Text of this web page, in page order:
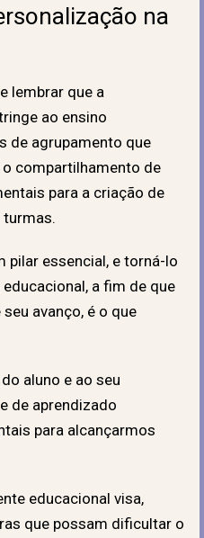
na
lembrar que a
ao ensino
de agrupamento que
compartilhamento de
para a criação de
turmas.
pilar essencial, e torná-lo
a fim de que
avanço, é o que
aluno e ao seu
de aprendizado
para alcançarmos
educacional visa,
que possam dificultar o